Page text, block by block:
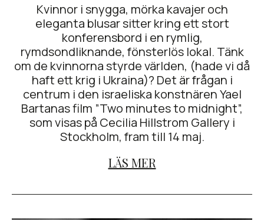
Kvinnor i snygga, mörka kavajer och
eleganta blusar sitter kring ett stort
konferensbord i en rymlig,
rymdsondliknande, fönsterlös lokal. Tänk
om de kvinnorna styrde världen, (hade vi då
haft ett krig i Ukraina)? Det är frågan i
centrum i den israeliska konstnären Yael
Bartanas film ”Two minutes to midnight”,
som visas på Cecilia Hillstrom Gallery i
Stockholm, fram till 14 maj.
LÄS MER